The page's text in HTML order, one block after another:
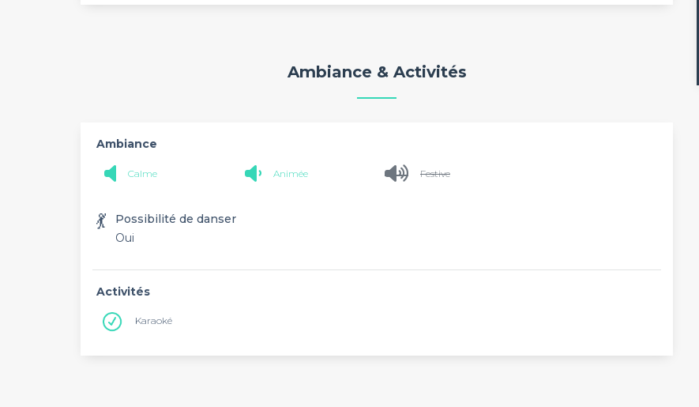
Ambiance & Activités
Ambiance
Calme Animée Festive
💃
Possibilité de danser
Oui
Activités
Karaoké